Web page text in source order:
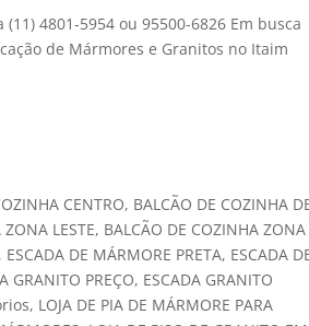
4801-5954 ou 95500-6826 Em busca
de Mármores e Granitos no Itaim
CENTRO, BALCÃO DE COZINHA
LESTE, BALCÃO DE COZINHA ZONA
, ESCADA DE MÁRMORE PRETA, ESCADA
GRANITO PREÇO, ESCADA GRANITO
, LOJA DE PIA DE MÁRMORE PARA